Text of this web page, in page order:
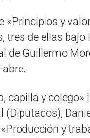
«Principios y
tres de ellas bajo
de Guillermo
capilla y colego»
(Diputados),
y